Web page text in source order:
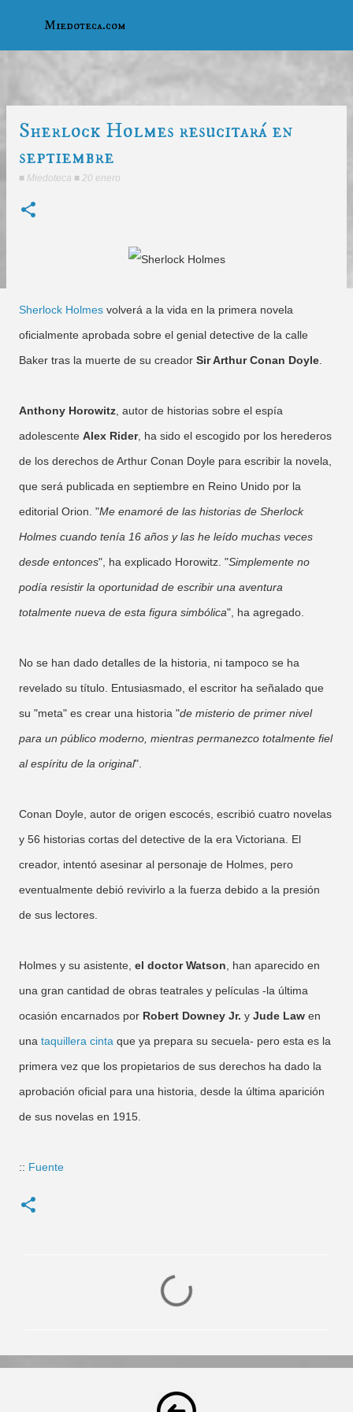
Miedoteca.com
Sherlock Holmes resucitará en
septiembre
■ Miedoteca ■ 20 enero
Sherlock Holmes volverá a la vida en la primera novela
oficialmente aprobada sobre el genial detective de la calle
Baker tras la muerte de su creador Sir Arthur Conan Doyle
Anthony Horowitz , autor de historias sobre el espía
adolescente Alex Rider, ha sido el escogido por los herederos
de los derechos de Arthur Conan Doyle para escribir la novela,
que será publicada en septiembre en Reino Unido por la
editorial Orion. "Me enamoré de las historias de Sherlock
Holmes cuando tenía 16 años y las he leído muchas veces
desde entonces", ha explicado Horowitz. "Simplemente no
podía resistir la oportunidad de escribir una aventura
totalmente nueva de esta figura simbólica", ha agregado.
No se han dado detalles de la historia, ni tampoco se ha
revelado su título. Entusiasmado, el escritor ha señalado que
su "meta" es crear una historia "de misterio de primer nivel
para un público moderno, mientras permanezco totalmente fiel
al espíritu de la original".
Conan Doyle, autor de origen escocés, escribió cuatro novelas
y 56 historias cortas del detective de la era Victoriana. El
creador, intentó asesinar al personaje de Holmes, pero
eventualmente debió revivirlo a la fuerza debido a la presión
de sus lectores.
Holmes y su asistente, el doctor Watson , han aparecido en
una gran cantidad de obras teatrales y películas -la última
ocasión encarnados por Robert Downey Jr. y Jude Law en
una taquillera cinta que ya prepara su secuela- pero esta es la
primera vez que los propietarios de sus derechos ha dado la
aprobación oficial para una historia, desde la última aparición
de sus novelas en 1915.
:: Fuente
n